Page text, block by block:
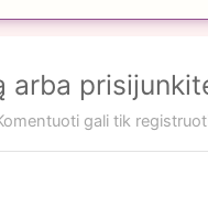
arba
gali tik